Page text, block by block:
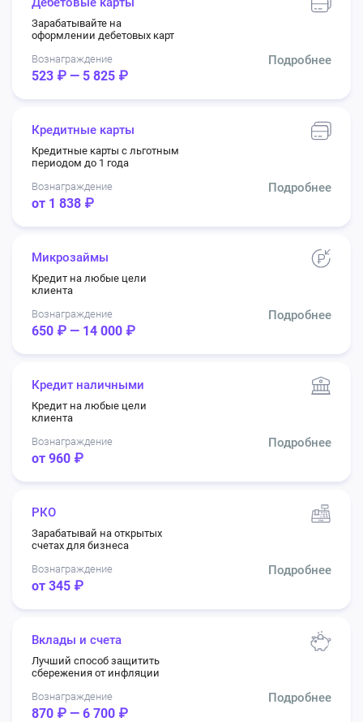
Зарабатывайте на
оформлении дебетовых карт
Вознаграждение
523 ₽ — 5 825 ₽
Подробнее
Кредитные карты
Кредитные карты с льготным
периодом до 1 года
Вознаграждение
от 1 838 ₽
Подробнее
Микрозаймы
Кредит на любые цели
клиента
Вознаграждение
650 ₽ — 14 000 ₽
Подробнее
Кредит наличными
Кредит на любые цели
клиента
Вознаграждение
от 960 ₽
Подробнее
РКО
Зарабатывай на открытых
счетах для бизнеса
Вознаграждение
от 345 ₽
Подробнее
Вклады и счета
Лучший способ защитить
сбережения от инфляции
Вознаграждение
870 ₽ — 6 700 ₽
Подробнее